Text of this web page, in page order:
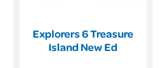
Explorers 6 Treasure
Island New Ed